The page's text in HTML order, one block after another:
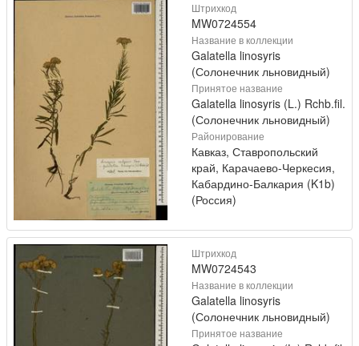
Штрихкод
MW0724554
Название в коллекции
Galatella linosyris
(Солонечник льновидный)
Принятое название
Galatella linosyris (L.) Rchb.fil.
(Солонечник льновидный)
Районирование
Кавказ, Ставропольский
край, Карачаево-Черкесия,
Кабардино-Балкария (K1b)
(Россия)
Штрихкод
MW0724543
Название в коллекции
Galatella linosyris
(Солонечник льновидный)
Принятое название